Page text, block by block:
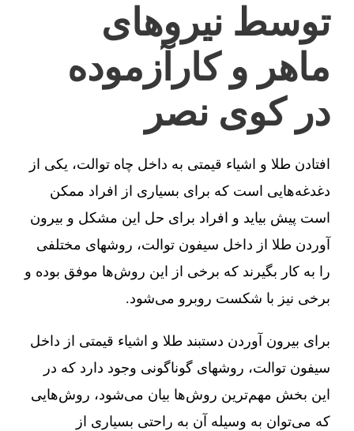
توسط نیروهای
ماهر و کارآزموده
در کوی نصر
افتادن طلا و اشیاء قیمتی به داخل چاه توالت، یکی از
دغدغه‌هایی است که برای بسیاری از افراد ممکن
است پیش بیاید و افراد برای حل این مشکل و بیرون
آوردن طلا از داخل سیفون توالت، روشهای مختلفی
را به کار بگیرند که برخی از این روش‌ها موفق بوده و
برخی نیز با شکست روبرو می‌شود.
برای بیرون آوردن دستبند طلا و اشیاء قیمتی از داخل
سیفون توالت، روشهای گوناگونی وجود دارد که در
این بخش مهم‌ترین روش‌ها بیان می‌شود، روش‌هایی
که می‌توان به وسیله آن به راحتی بسیاری از